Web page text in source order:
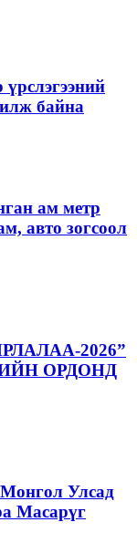
байна
ам метр
авто зогсоол
2026”
ОРДОНД
Улсад
Масарүг